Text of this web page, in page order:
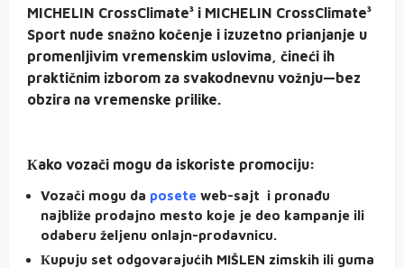
MICHELIN CrossClimate³ i MICHELIN CrossClimate³
Sport nude snažno kočenje i izuzetno prianjanje u
promenljivim vremenskim uslovima, čineći ih
praktičnim izborom za svakodnevnu vožnju—bez
obzira na vremenske prilike.
Кako vozači mogu da iskoriste promociju:
Vozači mogu da posete web-sajt i pronađu
najbliže prodajno mesto koje je deo kampanje ili
odaberu željenu onlajn-prodavnicu.
Кupuju set odgovarajućih MIŠLEN zimskih ili guma